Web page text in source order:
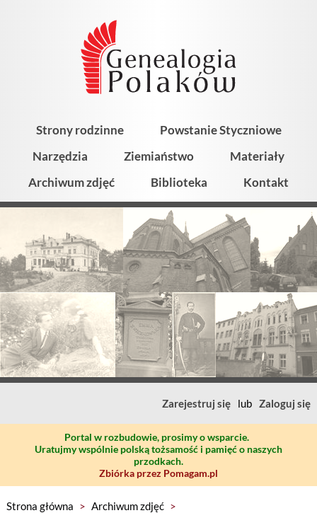
Strony rodzinne
Powstanie Styczniowe
Narzędzia
Ziemiaństwo
Materiały
Archiwum zdjęć
Biblioteka Kontakt
Zarejestruj się lub Zaloguj się
Portal w rozbudowie, prosimy o wsparcie.
Uratujmy wspólnie polską tożsamość i pamięć o naszych
przodkach.
Zbiórka przez Pomagam.pl
Strona główna > Archiwum zdjęć >